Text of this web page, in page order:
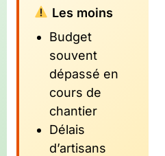
Les moins
Budget
souvent
dépassé en
cours de
chantier
Délais
d’artisans